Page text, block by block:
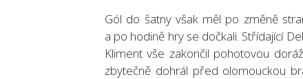
Gól do šatny však měl po změně
a po hodině hry se dočkali. Střídající
Kliment vše zakončil pohotovou
zbytečně dohrál před olomouckou